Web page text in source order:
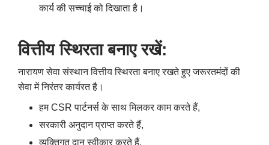
कार्य की सच्चाई को दिखाता है।
वित्तीय स्थिरता बनाए रखें:
नारायण सेवा संस्थान वित्तीय स्थिरता बनाए रखते हुए जरूरतमंदों की
सेवा में निरंतर कार्यरत है।
हमCSRपार्टनर्स के साथ मिलकर काम करते हैं,
सरकारी अनुदान प्राप्त करते हैं,
व्यक्तिगत दान स्वीकार करते हैं,